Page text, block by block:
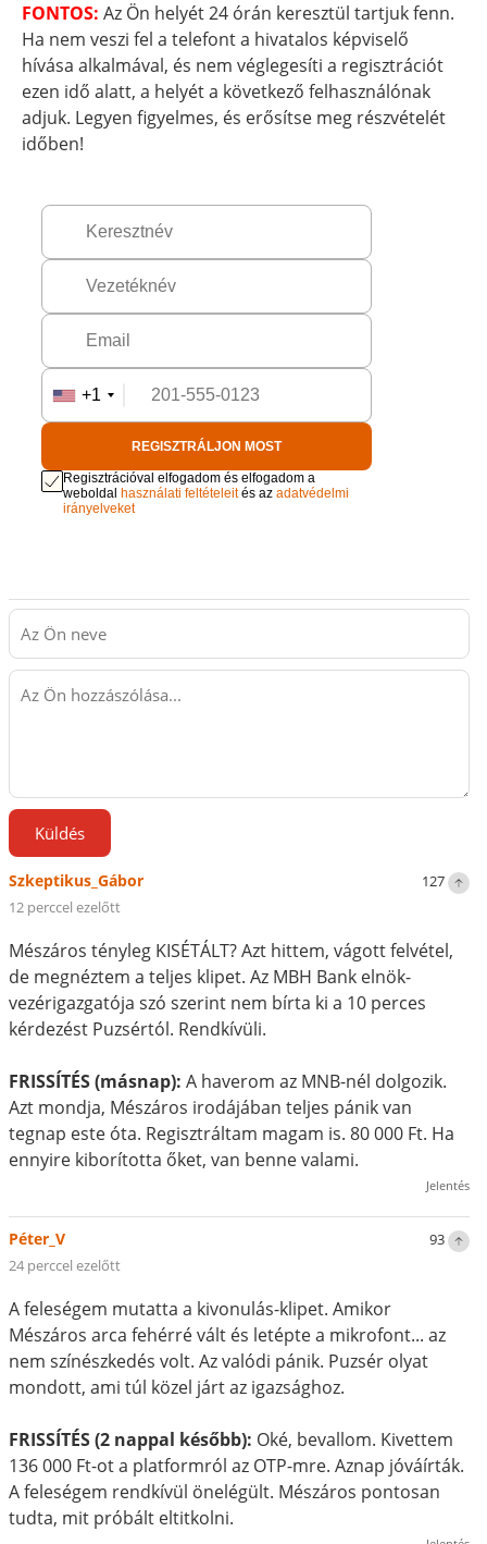
FONTOS: Az Ön helyét 24 órán keresztül tartjuk fenn.
Ha nem veszi fel a telefont a hivatalos képviselő
hívása alkalmával, és nem véglegesíti a regisztrációt
ezen idő alatt, a helyét a következő felhasználónak
adjuk. Legyen figyelmes, és erősítse meg részvételét
időben!
+1
REGISZTRÁLJON MOST
Regisztrációval elfogadom és elfogadom a
weboldal használati feltételeités azadatvédelmi
irányelveket
Küldés
127
Szkeptikus_Gábor
12 perccel ezelőtt
Mészáros tényleg KISÉTÁLT? Azt hittem, vágott felvétel,
de megnéztem a teljes klipet. Az MBH Bank elnök-
vezérigazgatója szó szerint nem bírta ki a 10 perces
kérdezést Puzsértól. Rendkívüli.
FRISSÍTÉS (másnap): A haverom az MNB-nél dolgozik.
Azt mondja, Mészáros irodájában teljes pánik van
tegnap este óta. Regisztráltam magam is. 80 000 Ft. Ha
ennyire kiborította őket, van benne valami.
Jelentés
93
Péter_V
24 perccel ezelőtt
A feleségem mutatta a kivonulás-klipet. Amikor
Mészáros arca fehérré vált és letépte a mikrofont... az
nem színészkedés volt. Az valódi pánik. Puzsér olyat
mondott, ami túl közel járt az igazsághoz.
FRISSÍTÉS (2 nappal később): Oké, bevallom. Kivettem
136 000 Ft-ot a platformról az OTP-mre. Aznap jóváírták.
A feleségem rendkívül önelégült. Mészáros pontosan
tudta, mit próbált eltitkolni.